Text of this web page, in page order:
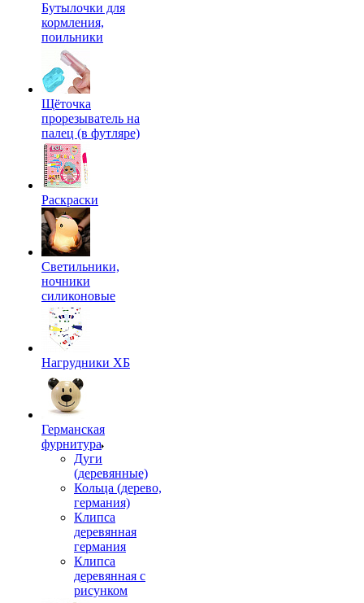
Бутылочки для
кормления,
поильники
Щёточка
прорезыватель на
палец (в футляре)
Раскраски
Светильники,
ночники
силиконовые
Нагрудники ХБ
Германская
фурнитура
Дуги
(деревянные)
Кольца (дерево,
германия)
Клипса
деревянная
германия
Клипса
деревянная с
рисунком